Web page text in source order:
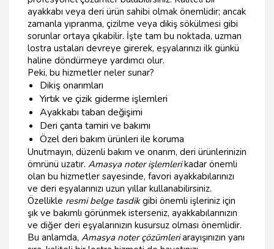
ayakkabı veya deri ürün sahibi olmak önemlidir; ancak
zamanla yıpranma, çizilme veya dikiş sökülmesi gibi
sorunlar ortaya çıkabilir. İşte tam bu noktada, uzman
lostra ustaları devreye girerek, eşyalarınızı ilk günkü
haline döndürmeye yardımcı olur.
Peki, bu hizmetler neler sunar?
Dikiş onarımları
Yırtık ve çizik giderme işlemleri
Ayakkabı taban değişimi
Deri çanta tamiri ve bakımı
Özel deri bakım ürünleri ile koruma
Unutmayın, düzenli bakım ve onarım, deri ürünlerinizin
ömrünü uzatır. Amasya noter işlemlerikadar önemli
olan bu hizmetler sayesinde, favori ayakkabılarınızı
ve deri eşyalarınızı uzun yıllar kullanabilirsiniz.
Özellikle resmi belge tasdikgibi önemli işleriniz için
şık ve bakımlı görünmek isterseniz, ayakkabılarınızın
ve diğer deri eşyalarınızın kusursuz olması önemlidir.
Bu anlamda, Amasya noter çözümleriarayışınızın yanı